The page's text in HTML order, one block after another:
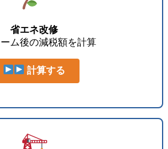
省エネ改修
ム後の減税額を計算
計算する